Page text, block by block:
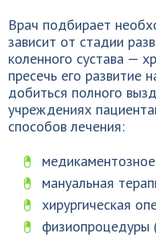
Врач подбирает
зависит от стадии
коленного сустава —
пресечь его развитие
добиться полного
учреждениях
способов лечения:
мануальная
хирургическая
физиопроцедуры